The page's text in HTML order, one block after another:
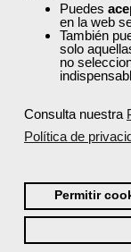
Puedes
en la web
También
solo
no
Consulta nuestra
Política de
Permitir